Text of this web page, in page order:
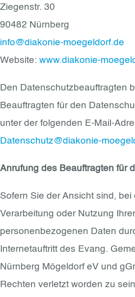
Ziegenstr. 30
90482 Nürnberg
info@diakonie-moegeldorf.de
Website: www.diakonie-
Den Datenschutzbeauftragten
Beauftragten für den
unter der folgenden E-Mail-
Datenschutz@diakonie-
Anrufung des Beauftragten für
Sofern Sie der Ansicht sind, bei
Verarbeitung oder Nutzung Ihrer
personenbezogenen Daten
Internetauftritt des Evang.
Nürnberg Mögeldorf eV und
Rechten verletzt worden zu